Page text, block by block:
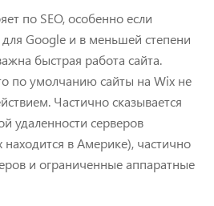
по SEO, особенно если
Google и в меньшей степени
быстрая работа сайта.
по умолчанию сайты на Wix не
Частично сказывается
удаленности серверов
находится в Америке), частично
и ограниченные аппаратные